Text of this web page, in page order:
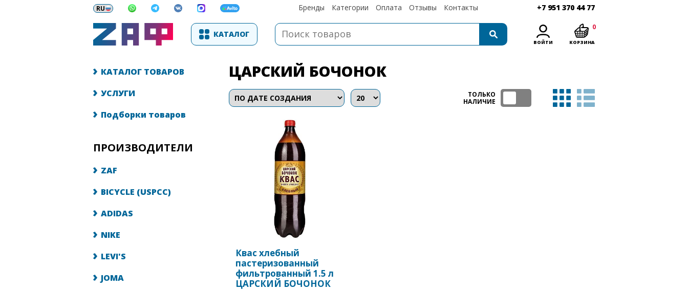
Бренды Категории Оплата Отзывы Контакты +7 951 370 44 77
КАТАЛОГ
ВОЙТИ КОРЗИНА
0
КАТАЛОГ ТОВАРОВ
УСЛУГИ
Подборки товаров
ПРОИЗВОДИТЕЛИ
ZAF
BICYCLE (USPCC)
ADIDAS
NIKE
LEVI'S
JOMA
ЦАРСКИЙ БОЧОНОК
ТОЛЬКО
НАЛИЧИЕ
Квас хлебный
пастеризованный
фильтрованный 1.5 л
ЦАРСКИЙ БОЧОНОК